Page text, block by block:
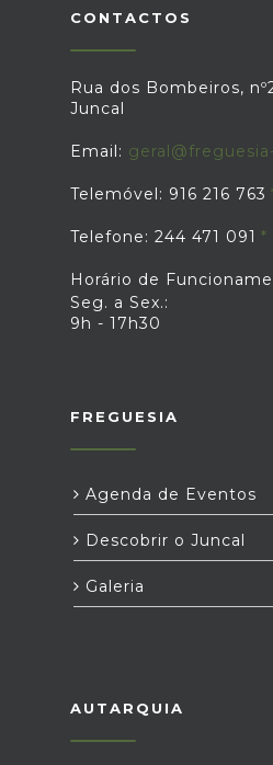
CONTACTOS
Rua dos Bombeiros,
Juncal
Email:
Telemóvel: 916 216 763
Telefone: 244 471 091
Horário de
Seg. a Sex.:
9h - 17h30
FREGUESIA
Agenda de Eventos
Descobrir o Juncal
Galeria
AUTARQUIA